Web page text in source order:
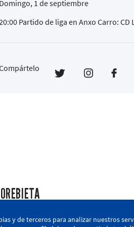
Domingo, 1 de septiembre
Partido de liga en Anxo Carro:
y de terceros para analizar nuestros